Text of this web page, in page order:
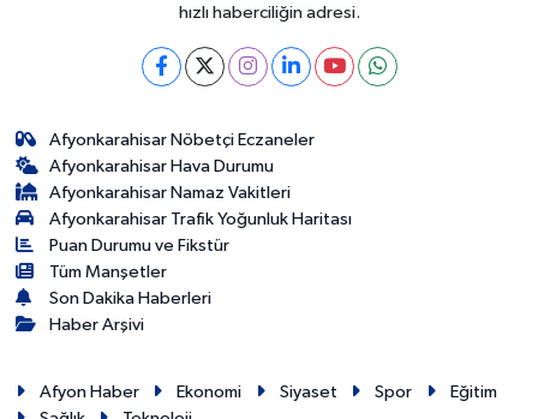
hızlı haberciliğin adresi.
Afyonkarahisar Nöbetçi Eczaneler
Afyonkarahisar Hava Durumu
Afyonkarahisar Namaz Vakitleri
Afyonkarahisar Trafik Yoğunluk Haritası
Puan Durumu ve Fikstür
Tüm Manşetler
Son Dakika Haberleri
Haber Arşivi
Afyon Haber Ekonomi Siyaset Spor
Eğitim